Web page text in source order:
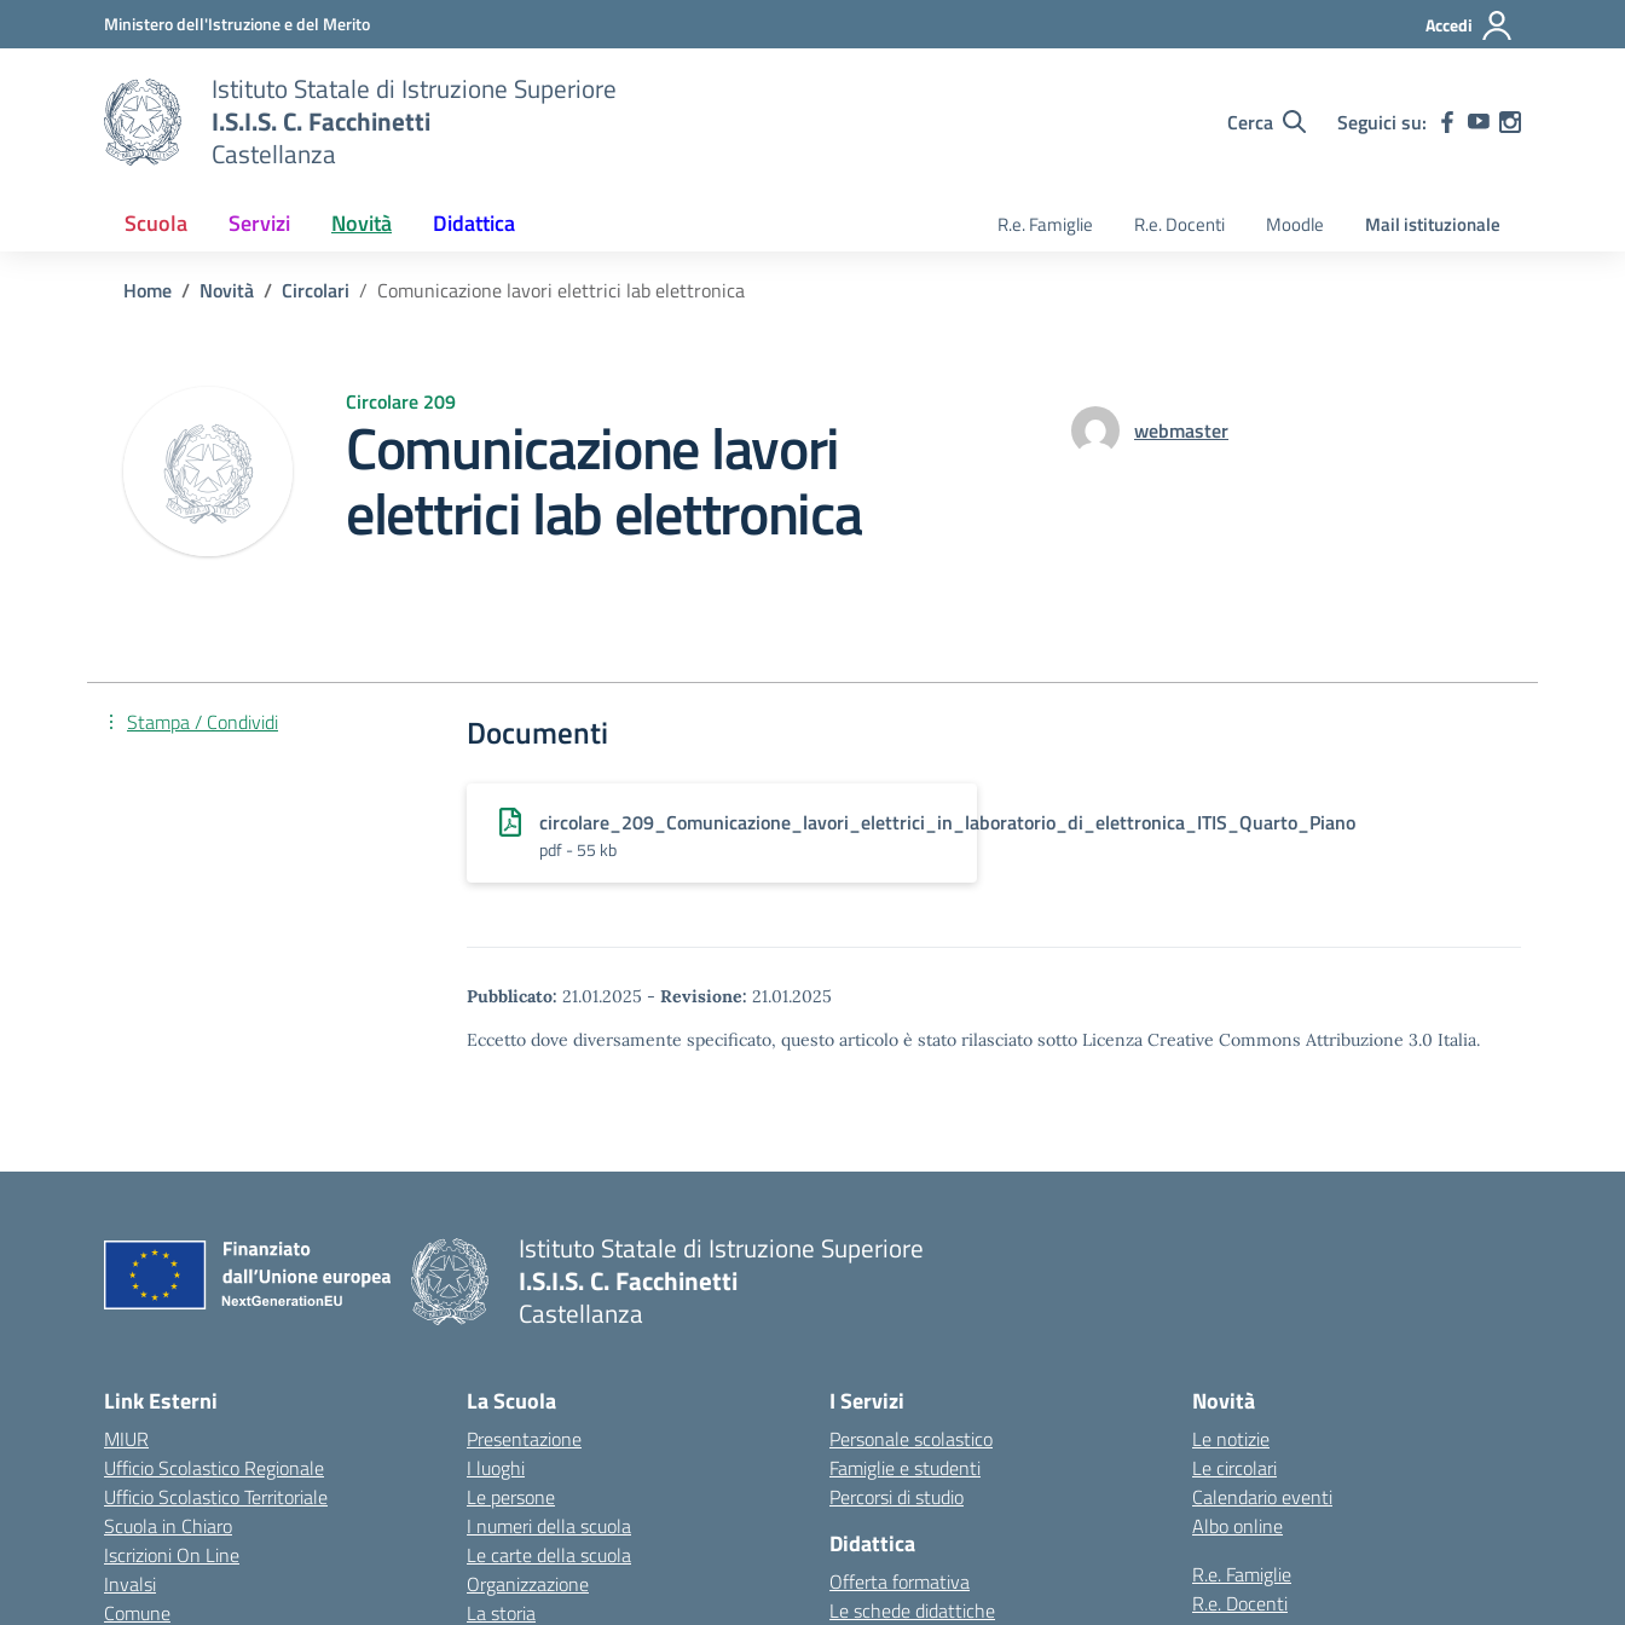
Vai ai contenuti
Vai al menu di navigazioneMinistero dell'Istruzione e del Merito Accedi
Istituto Statale di Istruzione Superiore
I.S.I.S. C. Facchinetti
Castellanza
Cerca Seguici su:
Scuola Servizi Novità Didattica R.e. Famiglie R.e. Docenti Moodle Mail istituzionale
Home Novità Circolari Comunicazione lavori elettrici lab elettronica
Circolare 209
Comunicazione lavori
elettrici lab elettronica
webmaster
Documenti
circolare_209_Comunicazione_lavori_elettrici_in_laboratorio_di_elettronica_ITIS_Quarto_Piano
pdf - 55 kb
Pubblicato: 21.01.2025 - Revisione: 21.01.2025
Eccetto dove diversamente specificato, questo articolo è stato rilasciato sotto Licenza Creative Commons Attribuzione 3.0 Italia.
Stampa / Condividi
Istituto Statale di Istruzione Superiore
I.S.I.S. C. Facchinetti
Castellanza
Link Esterni
MIUR
Ufficio Scolastico Regionale
Ufficio Scolastico Territoriale
Scuola in Chiaro
Iscrizioni On Line
Invalsi
Comune
La Scuola
Presentazione
I luoghi
Le persone
I numeri della scuola
Le carte della scuola
Organizzazione
La storia
I Servizi
Personale scolastico
Famiglie e studenti
Percorsi di studio
Didattica
Offerta formativa
Le schede didattiche
Novità
Le notizie
Le circolari
Calendario eventi
Albo online
R.e. Famiglie
R.e. Docenti